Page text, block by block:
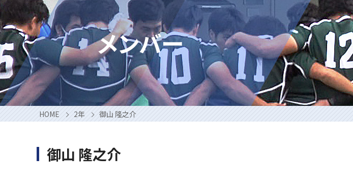
メンバー
HOME 2年 御山 隆之介
御山 隆之介